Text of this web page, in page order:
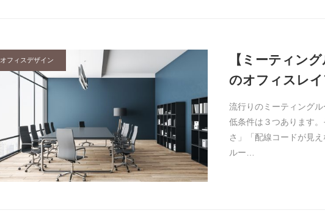
オフィスデザイン
【ミーティン
のオフィスレ
流行りのミーティング
低条件は３つあります
さ」「配線コードが見
ルー…